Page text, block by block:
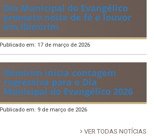
Dia Municipal do Evangélico
promete noite de fé e louvor
em Ibimirim
Publicado em: 17 de março de 2026
Ibimirim inicia contagem
regressiva para o Dia
Municipal do Evangélico 2026
Publicado em: 9 de março de 2026
VER TODAS NOTÍCIAS